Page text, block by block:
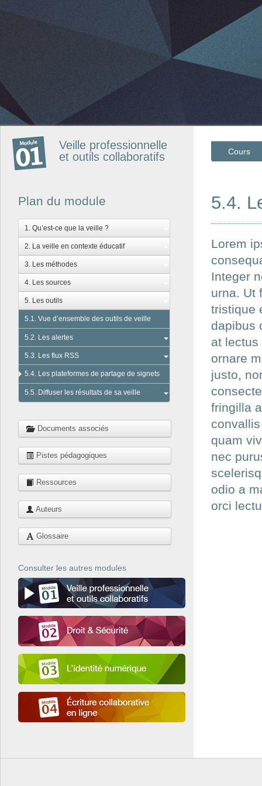
Veille professionnelle
et outils collaboratifs
Plan du module
1. Qu’est-ce que la veille ?
2. La veille en contexte éducatif
3. Les méthodes
4. Les sources
5. Les outils
5.1. Vue d’ensemble des outils de veille
5.2. Les alertes
5.3. Les flux RSS
5.4. Les plateformes de partage de signets
5.5. Diffuser les résultats de sa veille
Documents associés
Pistes pédagogiques
Ressources
Auteurs
Glossaire
Consulter les autres modules
Cours
5.4.
Lorem
Integer
urna. Ut
tristique
dapibus
at
ornare
justo,
fringilla
quam
nec
odio a
orci